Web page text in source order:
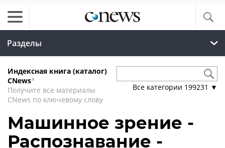
Разделы
Индексная книга (каталог)
CNews*
Получите все материалы
CNews по ключевому слову
Все категории 199231 ▼
Машинное зрение -
Распознавание -